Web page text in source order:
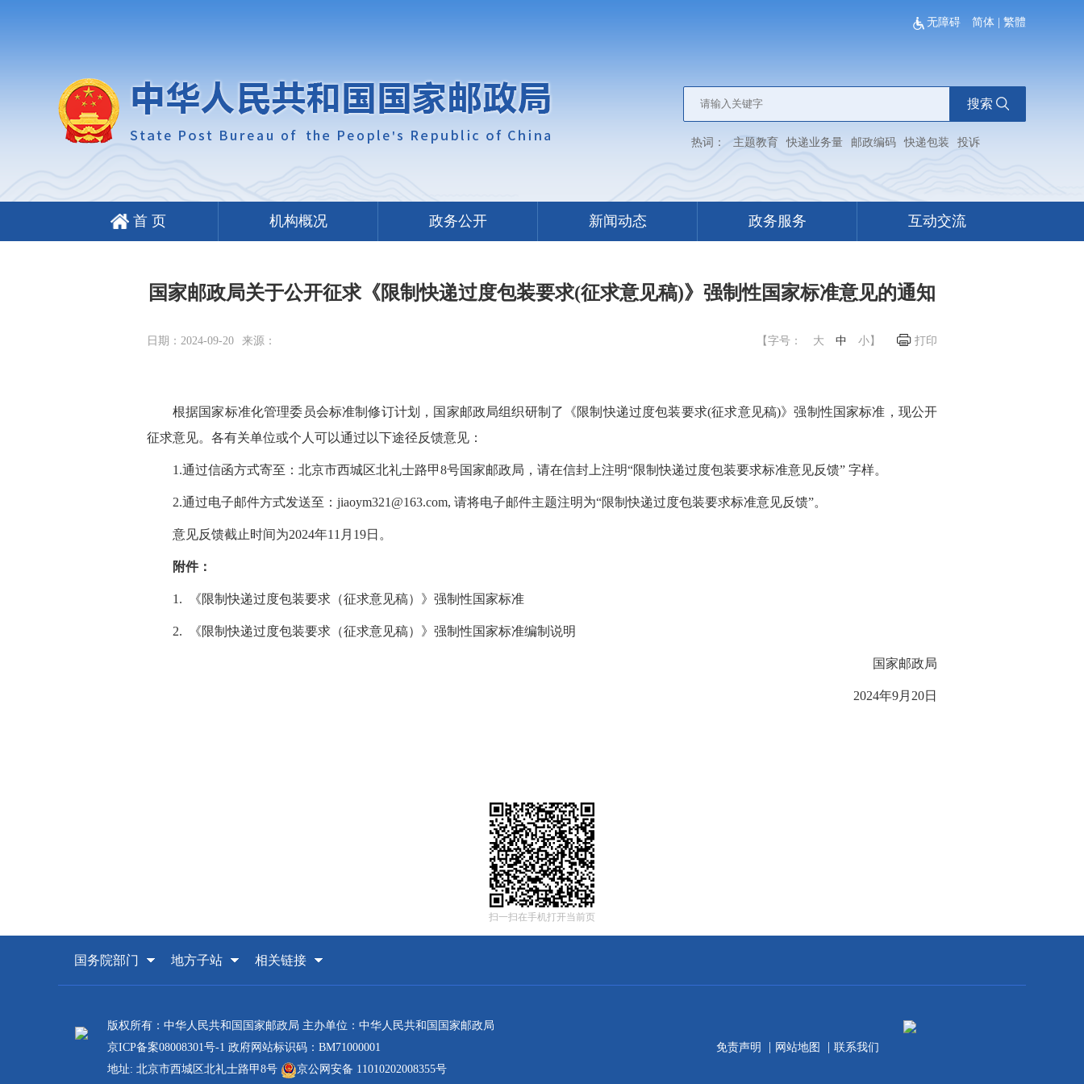
无障碍 简体 繁體
搜索
热词： 主题教育 快递业务量 邮政编码 快递包装 投诉
首 页 机构概况 政务公开 新闻动态 政务服务 互动交流
国家邮政局关于公开征求《限制快递过度包装要求(征求意见稿)》强制性国家标准意见的通知
日期：2024-09-20 来源： 打印
【字号： 大 中 小 】
根据国家标准化管理委员会标准制修订计划，国家邮政局组织研制了《限制快递过度包装要求(征求意见稿)》强制性国家标准，现公开
征求意见。各有关单位或个人可以通过以下途径反馈意见：
1.通过信函方式寄至：北京市西城区北礼士路甲8号国家邮政局，请在信封上注明“限制快递过度包装要求标准意见反馈” 字样。
2.通过电子邮件方式发送至：jiaoym321@163.com, 请将电子邮件主题注明为“限制快递过度包装要求标准意见反馈”。
意见反馈截止时间为2024年11月19日。
附件：
1. 《限制快递过度包装要求（征求意见稿）》强制性国家标准
2. 《限制快递过度包装要求（征求意见稿）》强制性国家标准编制说明
国家邮政局
2024年9月20日
扫一扫在手机打开当前页
国务院部门 地方子站 相关链接
版权所有：中华人民共和国国家邮政局 主办单位：中华人民共和国国家邮政局
京ICP备案08008301号-1 政府网站标识码：BM71000001
地址: 北京市西城区北礼士路甲8号
京公网安备 11010202008355号
免责声明 | 网站地图 | 联系我们